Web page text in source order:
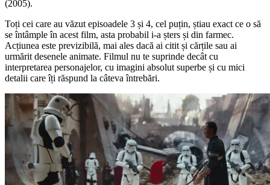
(2005).
Toți cei care au văzut episoadele 3 și 4, cel puțin, știau exact ce o să
se întâmple în acest film, asta probabil i-a șters și din farmec.
Acțiunea este previzibilă, mai ales dacă ai citit și cărțile sau ai
urmărit desenele animate. Filmul nu te suprinde decât cu
interpretarea personajelor, cu imagini absolut superbe și cu mici
detalii care îți răspund la câteva întrebări.